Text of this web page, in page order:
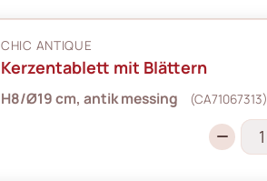
CHIC ANTIQUE
Kerzentablett mit Blättern
H8/Ø19 cm, antik messing (CA71067313)